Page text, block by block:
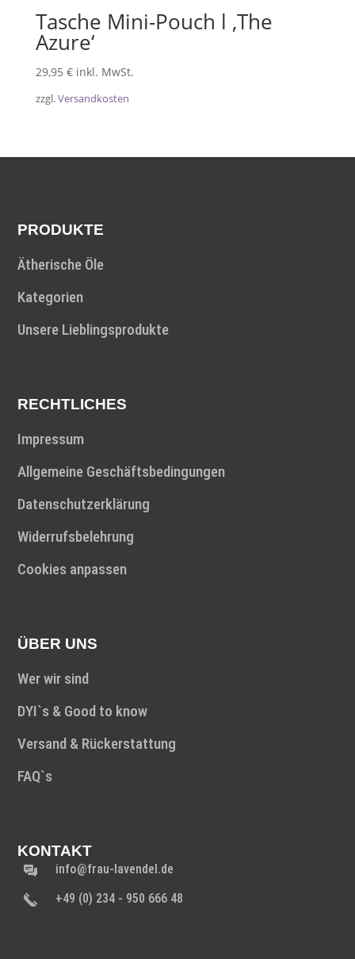
Tasche Mini-Pouch l ‚The
Azure‘
29,95 € inkl. MwSt.
zzgl.Versandkosten
PRODUKTE
Ätherische Öle
Kategorien
Unsere Lieblingsprodukte
RECHTLICHES
Impressum
Allgemeine Geschäftsbedingungen
Datenschutzerklärung
Widerrufsbelehrung
Cookies anpassen
ÜBER UNS
Wer wir sind
DYI`s & Good to know
Versand & Rückerstattung
FAQ`s
KONTAKT
info@frau-lavendel.de
+49 (0) 234 - 950 666 48